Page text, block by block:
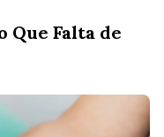
Que Falta de